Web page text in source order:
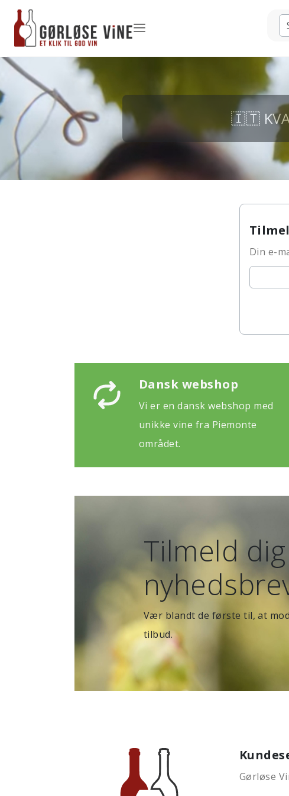
🇮🇹
Din e-
Dansk webshop
Vi er en dansk webshop med
unikke vine fra Piemonte
området.
Tilmeld
Vær blandt de første til, at
tilbud.
Gørløse